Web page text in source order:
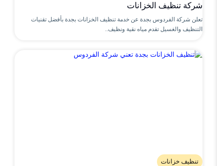
شركة تنظيف الخزانات
تعلن شركة الفردوس بجدة عن خدمة تنظيف الخزانات بجدة بأفضل تقنيات
التنظيف والغسيل تقدم مياه نقية ونظيف..
تنظيف خزانات